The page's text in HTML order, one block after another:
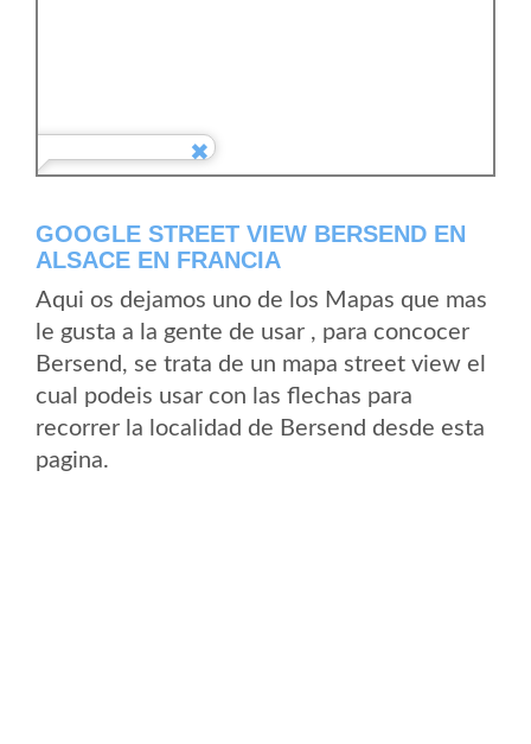
GOOGLE STREET VIEW BERSEND EN
ALSACE EN FRANCIA
Aqui os dejamos uno de los Mapas que mas
le gusta a la gente de usar , para concocer
Bersend, se trata de un mapa street view el
cual podeis usar con las flechas para
recorrer la localidad de Bersend desde esta
pagina.